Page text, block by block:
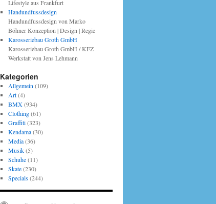
Lifestyle aus Frankfurt
Handundfussdesign
Handundfussdesign von Marko
Böhner Konzeption | Design | Regie
Karosseriebau Groth GmbH
Karosseriebau Groth GmbH / KFZ
Werkstatt von Jens Lehmann
Kategorien
Allgemein (109)
Art(4)
BMX(934)
Clothing(61)
Graffiti(323)
Kendama(30)
Media(36)
Musik(5)
Schuhe(11)
Skate(230)
Specials(244)